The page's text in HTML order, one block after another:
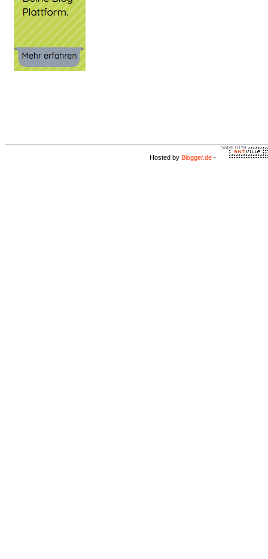
Hosted by Blogger.de -